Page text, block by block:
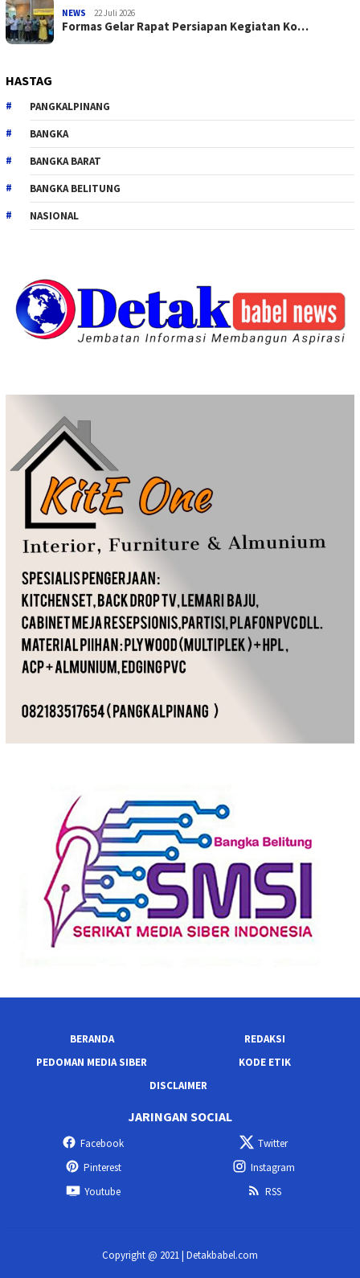
NEWS 22 Juli 2026
Formas Gelar Rapat Persiapan Kegiatan Ko…
HASTAG
PANGKALPINANG
BANGKA
BANGKA BARAT
BANGKA BELITUNG
NASIONAL
BERANDA
REDAKSI
PEDOMAN MEDIA SIBER
KODE ETIK
DISCLAIMER
JARINGAN SOCIAL
Facebook
Twitter
Pinterest
Instagram
Youtube
RSS
Copyright @ 2021 | Detakbabel.com